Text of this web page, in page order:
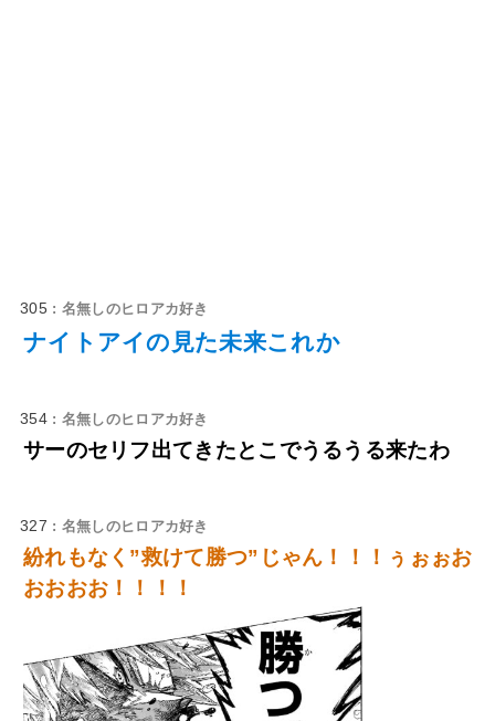
305 : 名無しのヒロアカ好き
ナイトアイの見た未来これか
354 : 名無しのヒロアカ好き
サーのセリフ出てきたとこでうるうる来たわ
327 : 名無しのヒロアカ好き
紛れもなく”救けて勝つ”じゃん！！！ぅぉぉお
おおおお！！！！